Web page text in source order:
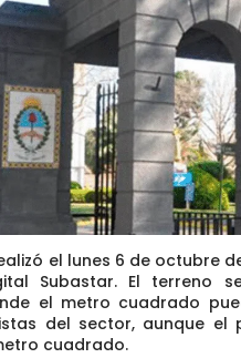
el lunes 6 de octubre
Subastar. El terreno
el metro cuadrado
del sector, aunque
cuadrado.